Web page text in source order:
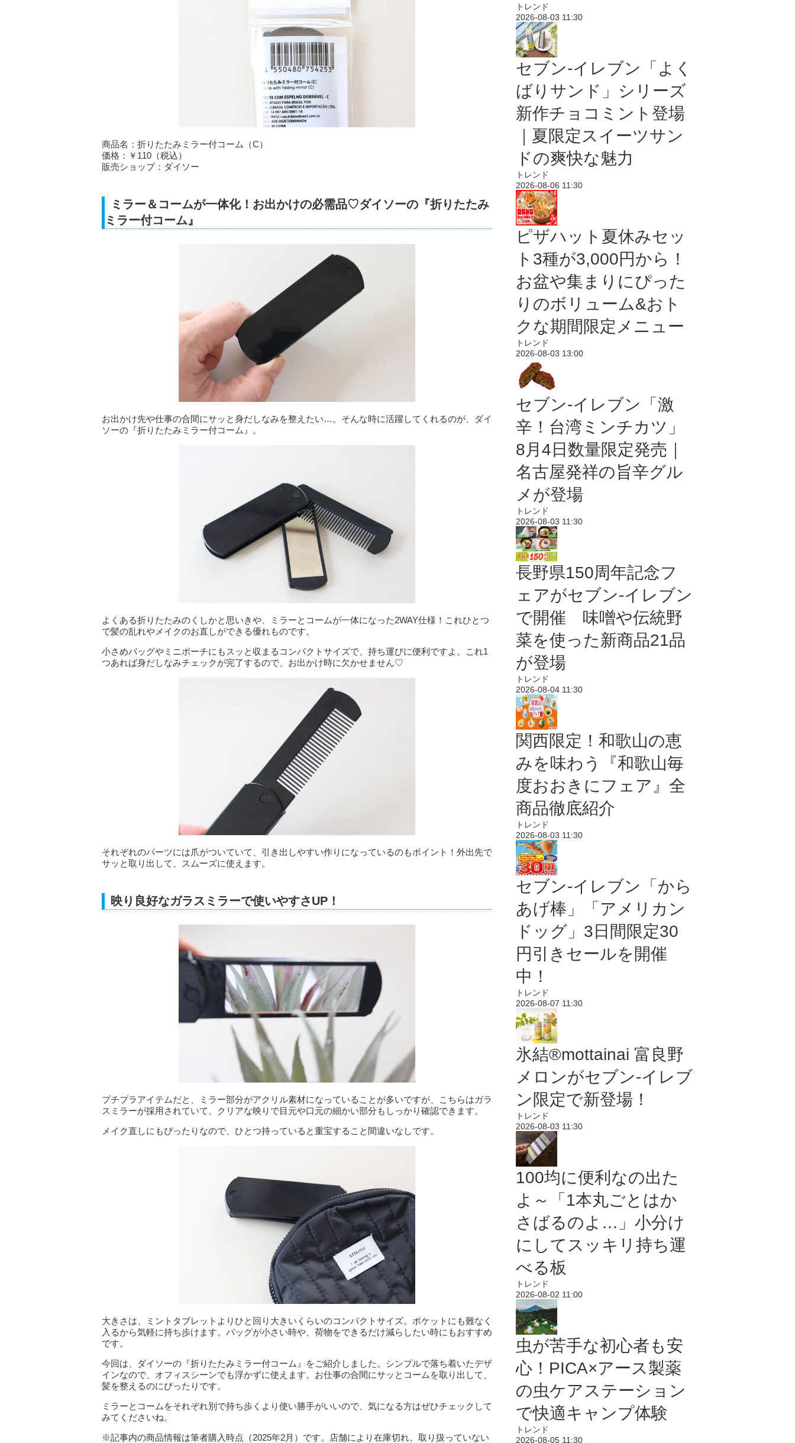
商品名：折りたたみミラー付コーム（C）
価格：￥110（税込）
販売ショップ：ダイソー
ミラー＆コームが一体化！お出かけの必需品♡ダイソーの『折りたたみ
ミラー付コーム』
お出かけ先や仕事の合間にサッと身だしなみを整えたい…。そんな時に活躍してくれるのが、ダイ
ソーの『折りたたみミラー付コーム』。
よくある折りたたみのくしかと思いきや、ミラーとコームが一体になった2WAY仕様！これひとつ
で髪の乱れやメイクのお直しができる優れものです。
小さめバッグやミニポーチにもスッと収まるコンパクトサイズで、持ち運びに便利ですよ。これ1
つあれば身だしなみチェックが完了するので、お出かけ時に欠かせません♡
それぞれのパーツには爪がついていて、引き出しやすい作りになっているのもポイント！外出先で
サッと取り出して、スムーズに使えます。
映り良好なガラスミラーで使いやすさUP！
プチプラアイテムだと、ミラー部分がアクリル素材になっていることが多いですが、こちらはガラ
スミラーが採用されていて、クリアな映りで目元や口元の細かい部分もしっかり確認できます。
メイク直しにもぴったりなので、ひとつ持っていると重宝すること間違いなしです。
大きさは、ミントタブレットよりひと回り大きいくらいのコンパクトサイズ。ポケットにも難なく
入るから気軽に持ち歩けます。バッグが小さい時や、荷物をできるだけ減らしたい時にもおすすめ
です。
今回は、ダイソーの『折りたたみミラー付コーム』をご紹介しました。シンプルで落ち着いたデザ
インなので、オフィスシーンでも浮かずに使えます。お仕事の合間にサッとコームを取り出して、
髪を整えるのにぴったりです。
ミラーとコームをそれぞれ別で持ち歩くより使い勝手がいいので、気になる方はぜひチェックして
みてくださいね。
※記事内の商品情報は筆者購入時点（2025年2月）です。店舗により在庫切れ、取り扱っていない
トレンド
2026-08-03 11:30
セブン‐イレブン「よく
ばりサンド」シリーズ
新作チョコミント登場
｜夏限定スイーツサン
ドの爽快な魅力
トレンド
2026-08-06 11:30
ピザハット夏休みセッ
ト3種が3,000円から！
お盆や集まりにぴった
りのボリューム&おト
クな期間限定メニュー
トレンド
2026-08-03 13:00
セブン-イレブン「激
辛！台湾ミンチカツ」
8月4日数量限定発売｜
名古屋発祥の旨辛グル
メが登場
トレンド
2026-08-03 11:30
長野県150周年記念フ
ェアがセブン-イレブン
で開催 味噌や伝統野
菜を使った新商品21品
が登場
トレンド
2026-08-04 11:30
関西限定！和歌山の恵
みを味わう『和歌山毎
度おおきにフェア』全
商品徹底紹介
トレンド
2026-08-03 11:30
セブン‐イレブン「から
あげ棒」「アメリカン
ドッグ」3日間限定30
円引きセールを開催
中！
トレンド
2026-08-07 11:30
氷結®mottainai 富良野
メロンがセブン‐イレブ
ン限定で新登場！
トレンド
2026-08-03 11:30
100均に便利なの出た
よ～「1本丸ごとはか
さばるのよ…」小分け
にしてスッキリ持ち運
べる板
トレンド
2026-08-02 11:00
虫が苦手な初心者も安
心！PICA×アース製薬
の虫ケアステーション
で快適キャンプ体験
トレンド
2026-08-05 11:30